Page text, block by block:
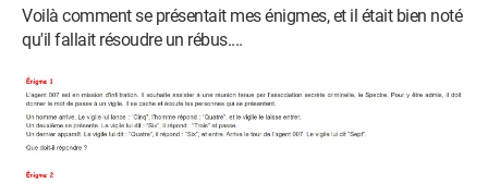
Voilà comment se présentait mes énigmes, et il était bien noté
qu'il fallait résoudre un rébus....